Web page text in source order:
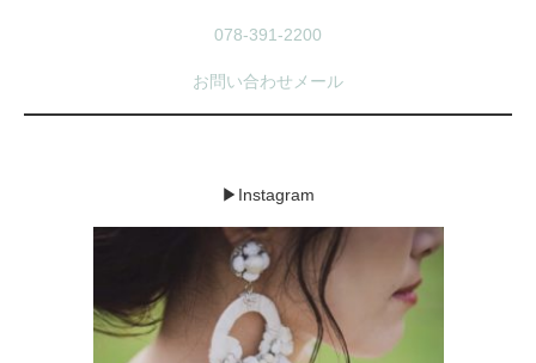
078-391-2200
お問い合わせメール
▶Instagram